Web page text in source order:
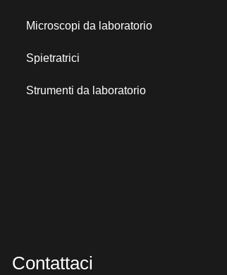
Microscopi da laboratorio
Spietratrici
Strumenti da laboratorio
Contattaci